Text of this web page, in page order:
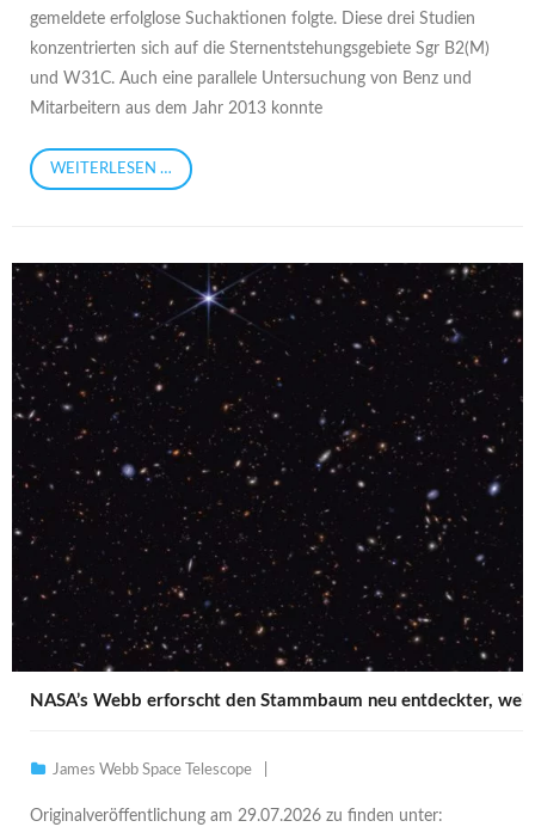
gemeldete erfolglose Suchaktionen folgte. Diese drei Studien
konzentrierten sich auf die Sternentstehungsgebiete Sgr B2(M)
und W31C. Auch eine parallele Untersuchung von Benz und
Mitarbeitern aus dem Jahr 2013 konnte
WEITERLESEN …
NASA’s Webb erforscht den Stammbaum neu entdeckter,
James Webb Space Telescope
Originalveröffentlichung am 29.07.2026 zu finden unter: